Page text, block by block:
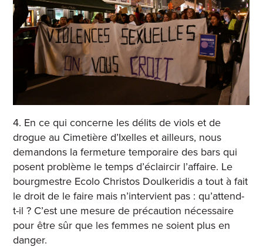
4. En ce qui concerne les délits de viols et de
drogue au Cimetière d’Ixelles et ailleurs, nous
demandons la fermeture temporaire des bars qui
posent problème le temps d’éclaircir l’affaire. Le
bourgmestre Ecolo Christos Doulkeridis a tout à fait
le droit de le faire mais n’intervient pas : qu’attend-
t-il ? C’est une mesure de précaution nécessaire
pour être sûr que les femmes ne soient plus en
danger.